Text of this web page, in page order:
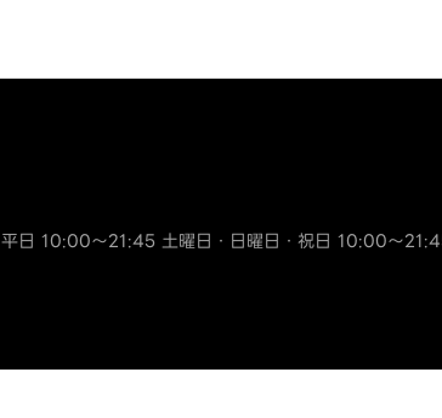
平日 10:00～21:45 土曜日・日曜日・祝日 10:00～